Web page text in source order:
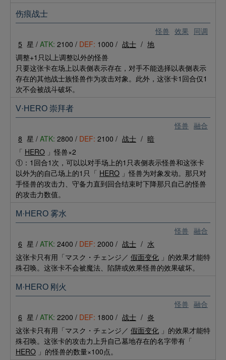
怪兽 效果 同调
伤痕战士
5 星 / ATK: 2100 / DEF: 1000 / 战士 / 地
调整+1只以上调整以外的怪兽
只要这张卡在场上以表侧表示存在，对手不能选择以表侧表示
存在的其他战士族怪兽作为攻击对象。此外，这张卡1回合仅1
次不会被战斗破坏。
怪兽 融合
V·HERO 崇拜者
8 星 / ATK: 2800 / DEF: 2100 / 战士 / 暗
「 HERO 」怪兽×2
①：1回合1次，可以以对手场上的1只表侧表示怪兽和这张卡
以外为的自己场上的1只「 HERO 」怪兽为对象发动。那只对
手怪兽的攻击力、守备力直到回合结束时下降那只自己的怪兽
的攻击力数值。
怪兽 融合
M·HERO 雾水
6 星 / ATK: 2400 / DEF: 2000 / 战士 / 水
这张卡只有用「マスク・チェンジ／ 假面变化 」的效果才能特
殊召唤。这张卡不会被魔法、陷阱或效果怪兽的效果破坏。
怪兽 融合
M·HERO 刚火
6 星 / ATK: 2200 / DEF: 1800 / 战士 / 炎
这张卡只有用「マスク・チェンジ／ 假面变化 」的效果才能特
殊召唤。这张卡的攻击力上升自己墓地存在的名字带有「
HERO 」的怪兽的数量×100点。